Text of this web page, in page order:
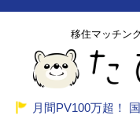
移住マッチン
月間PV100万超！